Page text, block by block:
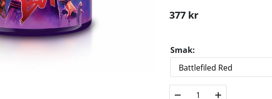
377 kr
Smak: